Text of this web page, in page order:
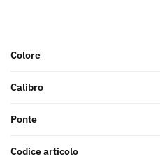
Colore
Calibro
Ponte
Codice articolo